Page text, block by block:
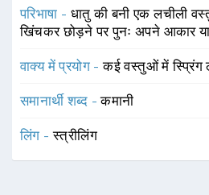
परिभाषा - धातु की बनी एक लचीली
खिंचकर छोड़ने पर पुनः अपने आकार
वाक्य में प्रयोग -कई वस्तुओं में स्प्रिंग
समानार्थी शब्द -कमानी
लिंग -स्त्रीलिंग